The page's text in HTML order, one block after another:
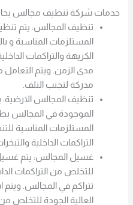
خدمات شركة تنظيف مجالس
تنظيف المجالس: يتم
المستلزمات المناسبة و
الكريهة والتراكمات
مدى الزمن. ويتم
مدركة لتجنب التلف.
تنظيف المجالس الارضية:
الموجودة في المجالس
المستلزمات المناسبة
التراكمات الداخلية
غسيل المجالس: يتم
للتخلص من التراكمات
تتراكم في المجالس.
العالية الجودة للتخلص